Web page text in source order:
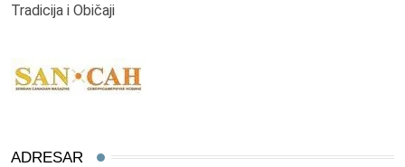
Tradicija i Običaji
ADRESAR